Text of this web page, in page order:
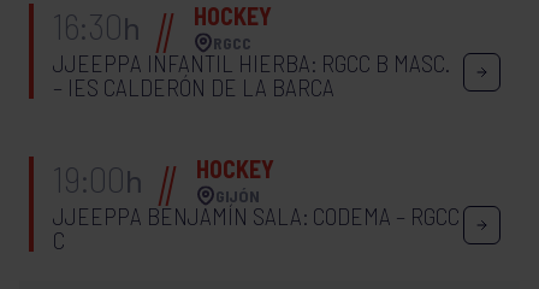
16:30h HOCKEY
RGCC
JJEEPPA INFANTIL HIERBA: RGCC B MASC.
– IES CALDERÓN DE LA BARCA
19:00h HOCKEY
GIJÓN
JJEEPPA BENJAMÍN SALA: CODEMA – RGCC
C